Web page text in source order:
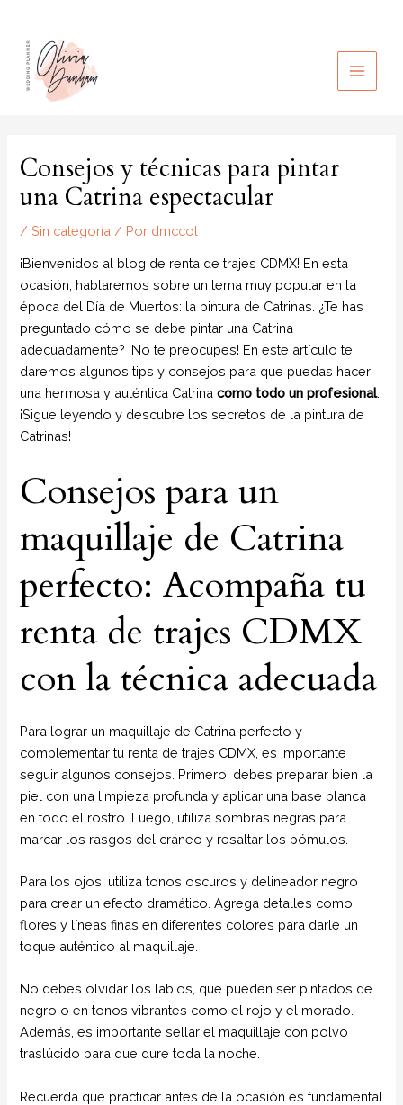
contenido
MAIN
Consejos y técnicas para pintar
una Catrina espectacular
/Sin categoría / Por dmccol
¡Bienvenidos al blog de renta de trajes CDMX! En esta
ocasión, hablaremos sobre un tema muy popular en la
época del Día de Muertos: la pintura de Catrinas. ¿Te has
preguntado cómo se debe pintar una Catrina
adecuadamente? ¡No te preocupes! En este artículo te
daremos algunos tips y consejos para que puedas hacer
una hermosa y auténtica Catrinacomo todo un profesional.
¡Sigue leyendo y descubre los secretos de la pintura de
Catrinas!
Consejos para un
maquillaje de Catrina
perfecto: Acompaña tu
renta de trajes CDMX
con la técnica adecuada
Para lograr un maquillaje de Catrina perfecto y
complementar tu renta de trajes CDMX, es importante
seguir algunos consejos. Primero, debes preparar bien la
piel con una limpieza profunda y aplicar una base blanca
en todo el rostro. Luego, utiliza sombras negras para
marcar los rasgos del cráneo y resaltar los pómulos.
Para los ojos, utiliza tonos oscuros y delineador negro
para crear un efecto dramático. Agrega detalles como
flores y líneas finas en diferentes colores para darle un
toque auténtico al maquillaje.
No debes olvidar los labios, que pueden ser pintados de
negro o en tonos vibrantes como el rojo y el morado.
Además, es importante sellar el maquillaje con polvo
traslúcido para que dure toda la noche.
Recuerda que practicar antes de la ocasión es fundamental